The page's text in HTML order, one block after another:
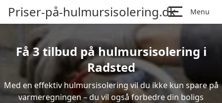
Priser-på-hulmursisolering.dk Menu
Få 3 tilbud på hulmursisolering i
Radsted
Med en effektiv hulmursisolering vil du ikke kun spare på
varmeregningen – du vil også forbedre din boligs